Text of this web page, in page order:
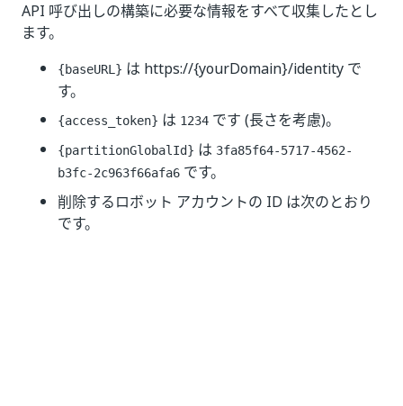
API 呼び出しの構築に必要な情報をすべて収集したとし
ます。
{baseURL} は https://{yourDomain}/identity で
す。
{access_token} は 1234 です (長さを考慮)。
{partitionGlobalId} は 3fa85f64-5717-4562-
b3fc-2c963f66afa6 です。
削除するロボット アカウントの ID は次のとおり
です。